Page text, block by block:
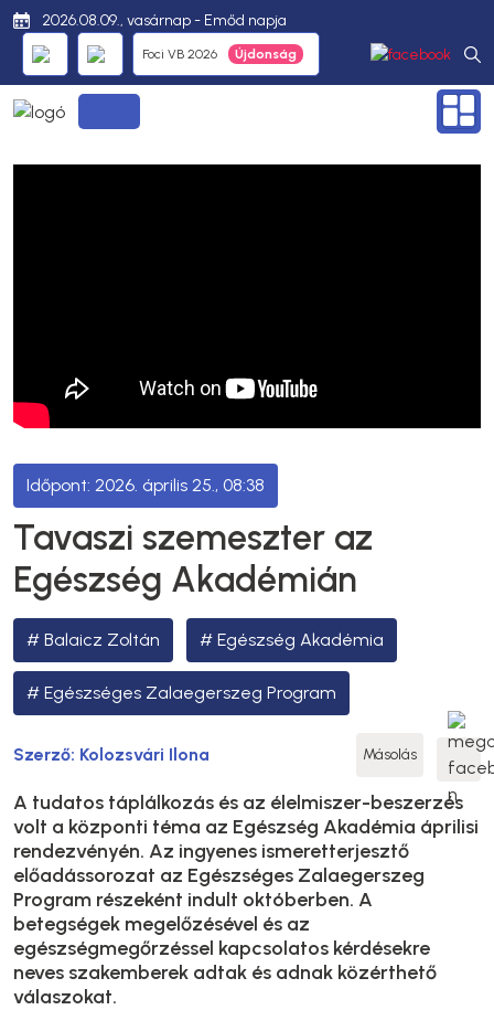
2026.08.09., vasárnap - Emőd napja
Foci VB 2026
2026. április 25., 08:38
Tavaszi szemeszter az
Egészség Akadémián
Balaicz Zoltán Egészség Akadémia
Egészséges Zalaegerszeg Program
Szerző: Kolozsvári Ilona Másolás
A tudatos táplálkozás és az élelmiszer-beszerzés
volt a központi téma az Egészség Akadémia áprilisi
rendezvényén. Az ingyenes ismeretterjesztő
előadássorozat az Egészséges Zalaegerszeg
Program részeként indult októberben. A
betegségek megelőzésével és az
egészségmegőrzéssel kapcsolatos kérdésekre
neves szakemberek adtak és adnak közérthető
válaszokat.